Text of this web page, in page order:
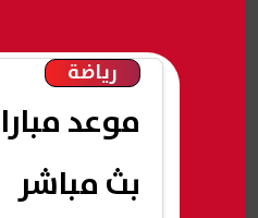
رياضة
بث مباشر